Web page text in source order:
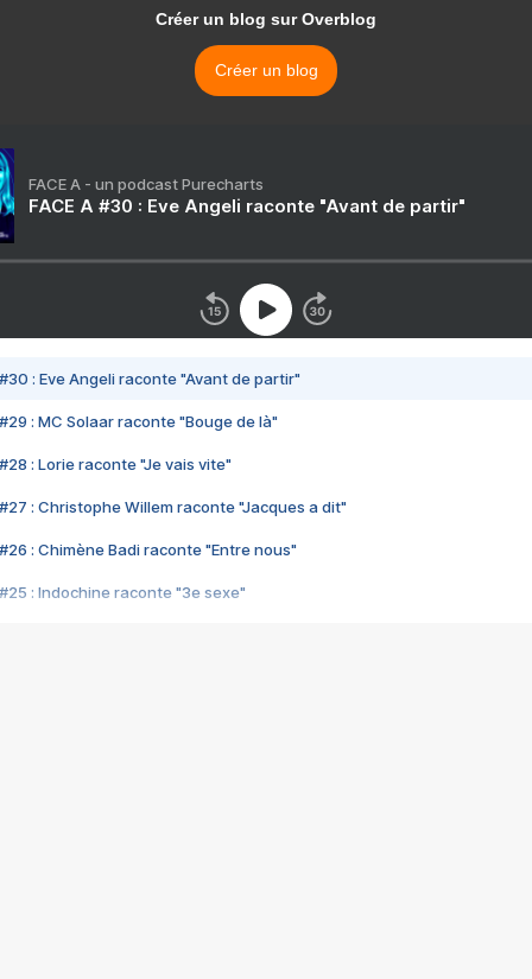
Créer un blog sur Overblog
Créer un blog
FACE A - un podcast Purecharts
FACE A #30 : Eve Angeli raconte "Avant de partir"
#30 : Eve Angeli raconte "Avant de partir"
#29 : MC Solaar raconte "Bouge de là"
#28 : Lorie raconte "Je vais vite"
#27 : Christophe Willem raconte "Jacques a dit"
#26 : Chimène Badi raconte "Entre nous"
#25 : Indochine raconte "3e sexe"